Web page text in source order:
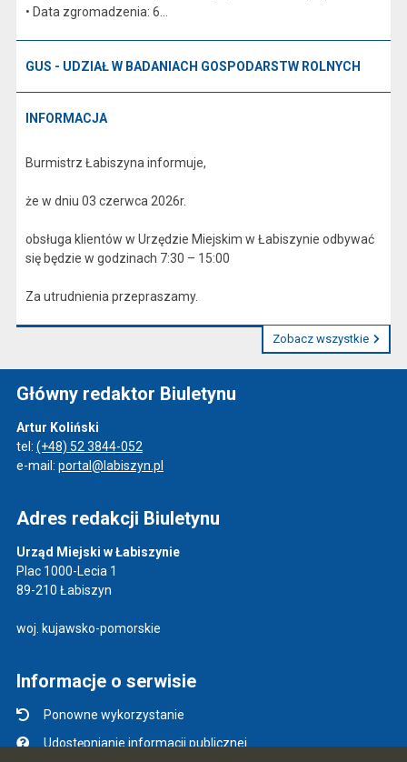
• Data zgromadzenia: 6...
GUS - UDZIAŁ W BADANIACH GOSPODARSTW ROLNYCH
INFORMACJA
Burmistrz Łabiszyna informuje,
że w dniu 03 czerwca 2026r.
obsługa klientów w Urzędzie Miejskim w Łabiszynie odbywać
się będzie w godzinach 7:30 – 15:00
Za utrudnienia przepraszamy.
Zobacz wszystkie
Główny redaktor Biuletynu
Artur Koliński
tel: (+48) 52 3844-052
e-mail: portal@labiszyn.pl
Adres redakcji Biuletynu
Urząd Miejski w Łabiszynie
Plac 1000-Lecia 1
89-210 Łabiszyn
woj. kujawsko-pomorskie
Informacje o serwisie
Ponowne wykorzystanie
Udostępnianie informacji publicznej